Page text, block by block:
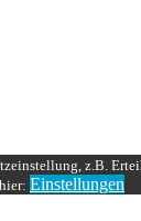
z.B.
Einstellungen